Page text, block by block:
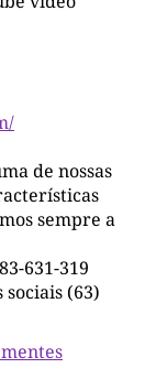
de nossas
sempre a
631-319
(63)